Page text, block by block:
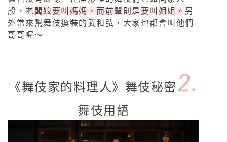
般， 老闆娘要叫媽媽，而前輩則是要叫姐姐。 另
外常來幫舞伎換裝的武和弘，大家也都會叫他們
哥哥喔～
《舞伎家的料理人》舞伎秘密2.
舞伎用語